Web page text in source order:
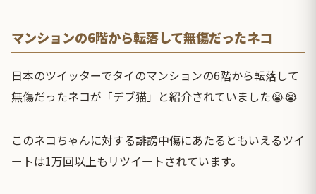
マンションの6階から転落して無傷だったネコ
日本のツイッターでタイのマンションの6階から転落して
無傷だったネコが「デブ猫」と紹介されていました😭😭
このネコちゃんに対する誹謗中傷にあたるともいえるツイ
ートは1万回以上もリツイートされています。